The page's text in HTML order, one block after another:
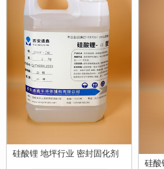
硅酸锂 地坪行业 密封固化剂
硅酸